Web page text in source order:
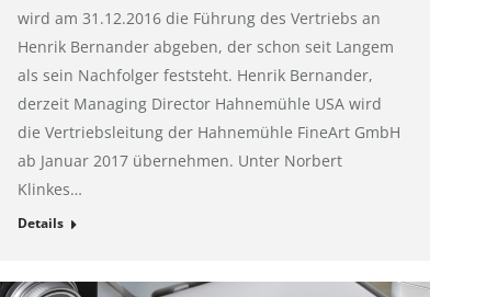
wird am 31.12.2016 die Führung des Vertriebs an
Henrik Bernander abgeben, der schon seit Langem
als sein Nachfolger feststeht. Henrik Bernander,
derzeit Managing Director Hahnemühle USA wird
die Vertriebsleitung der Hahnemühle FineArt GmbH
ab Januar 2017 übernehmen. Unter Norbert
Klinkes…
Details